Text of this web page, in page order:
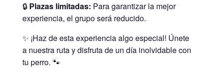
🔒 Plazas limitadas: Para garantizar la mejor
experiencia, el grupo será reducido.
✨ ¡Haz de esta experiencia algo especial! Únete
a nuestra ruta y disfruta de un día inolvidable con
tu perro. 🐾